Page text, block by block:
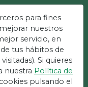
+ מהיר + פשוט ובחינם!
para fines
nuestros
servicio, en
tus hábitos de
Si quieres
nuestra Política de
pulsando el